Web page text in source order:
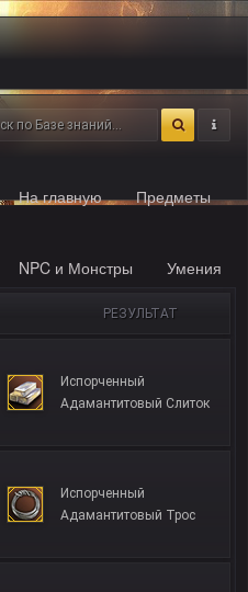
На главную Предметы
NPC и Монстры Умения
РЕЗУЛЬТАТ
Испорченный
Адамантитовый Слиток
Испорченный
Адамантитовый Трос